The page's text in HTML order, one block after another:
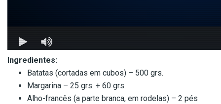
Ingredientes:
Batatas (cortadas em cubos) – 500 grs.
Margarina – 25 grs. + 60 grs.
Alho-francês (a parte branca, em rodelas) – 2 pés